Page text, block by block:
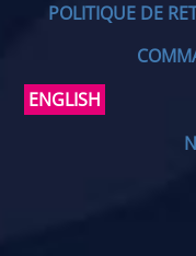
POLITIQUE DE
ENGLISH